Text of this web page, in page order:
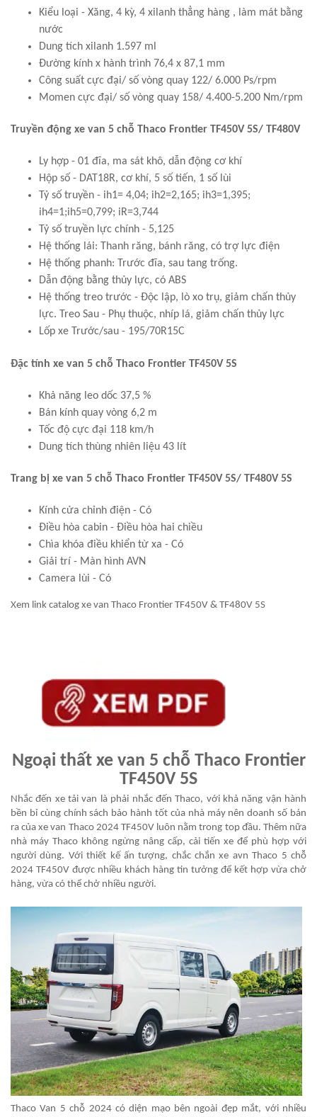
Kiểu loại - Xăng, 4 kỳ, 4 xilanh thẳng hàng , làm mát bằng
nước
Dung tích xilanh 1.597 ml
Đường kính x hành trình 76,4 x 87,1 mm
Công suất cực đại/ số vòng quay 122/ 6.000 Ps/rpm
Momen cực đại/ số vòng quay 158/ 4.400-5.200 Nm/rpm
Truyền động xe van 5 chỗ Thaco Frontier TF450V 5S/ TF480V
Ly hợp - 01 đĩa, ma sát khô, dẫn động cơ khí
Hộp số - DAT18R, cơ khí, 5 số tiến, 1 số lùi
Tỷ số truyền - ih1= 4,04; ih2=2,165; ih3=1,395;
ih4=1;ih5=0,799; iR=3,744
Tỷ số truyền lực chính - 5,125
Hệ thống lái: Thanh răng, bánh răng, có trợ lực điện
Hệ thống phanh: Trước đĩa, sau tang trống.
Dẫn động bằng thủy lực, có ABS
Hệ thống treo trước - Độc lập, lò xo trụ, giảm chấn thủy
lực. Treo Sau - Phụ thuộc, nhíp lá, giảm chấn thủy lực
Lốp xe Trước/sau - 195/70R15C
Đặc tính xe van 5 chỗ Thaco Frontier TF450V 5S
Khả năng leo dốc 37,5 %
Bán kính quay vòng 6,2 m
Tốc độ cực đại 118 km/h
Dung tích thùng nhiên liệu 43 lít
Trang bị xe van 5 chỗ Thaco Frontier TF450V 5S/ TF480V 5S
Kính cửa chỉnh điện - Có
Điều hòa cabin - Điều hòa hai chiều
Chìa khóa điều khiển từ xa - Có
Giải trí - Màn hình AVN
Camera lùi - Có
Xem link catalog xe van Thaco Frontier TF450V & TF480V 5S
Ngoại thất xe van 5 chỗ Thaco Frontier
TF450V 5S
Nhắc đến xe tải van là phải nhắc đến Thaco, với khả năng vận hành
bền bỉ cùng chính sách bảo hành tốt của nhà máy nên doanh số bán
ra củaxe van Thaco 2024 TF450Vluôn nằm trong top đầu. Thêm nữa
nhà máy Thaco không ngừng nâng cấp, cải tiến xe để phù hợp với
người dùng. Với thiết kế ấn tượng, chắc chắn xe avn Thaco 5 chỗ
2024 TF450V được nhiều khách hàng tin tưởng để kết hợp vừa chở
hàng, vừa có thể chở nhiều người.
Thaco Van 5 chỗ 2024 có diện mạo bên ngoài đẹp mắt, với nhiều